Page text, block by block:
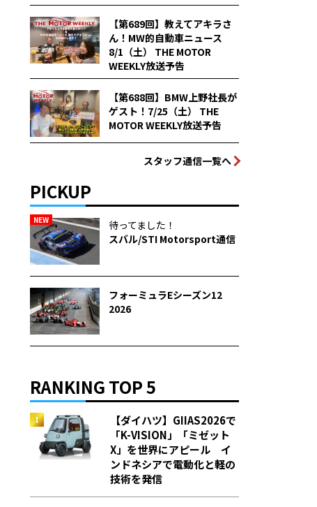
【第689回】教えてアキラさ
ん！MW的自動車ニュース
8/1（土） THE MOTOR
WEEKLY放送予告
【第688回】BMW上野社長が
ゲスト！7/25（土） THE
MOTOR WEEKLY放送予告
スタッフ通信一覧へ
PICKUP
NEW
待ってました！
スバル/STI Motorsport通信
フォーミュラEシーズン12
2026
RANKING TOP 5
【ダイハツ】GIIAS2026で
「K-VISION」「ミゼット
X」を世界にアピール イ
ンドネシアで電動化と軽の
技術を発信